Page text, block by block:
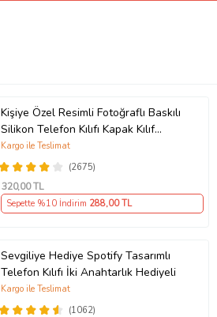
Kişiye Özel Resimli Fotoğraflı Baskılı
Silikon Telefon Kılıfı Kapak Kılıf
(Telefon Modelleri Açıklamada)
(2675)
Kargo ile Teslimat
320,00 TL
Sepette %10 İndirim 288,00 TL
Sevgiliye Hediye Spotify Tasarımlı
Telefon Kılıfı İki Anahtarlık Hediyeli
(1062)
Kargo ile Teslimat